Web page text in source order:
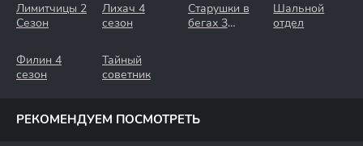
Лимитчицы 2
Сезон
Лихач 4
сезон
Старушки в
бегах 3
Шальной
отдел
Филин 4
сезон
Тайный
советник
РЕКОМЕНДУЕМ ПОСМОТРЕТЬ